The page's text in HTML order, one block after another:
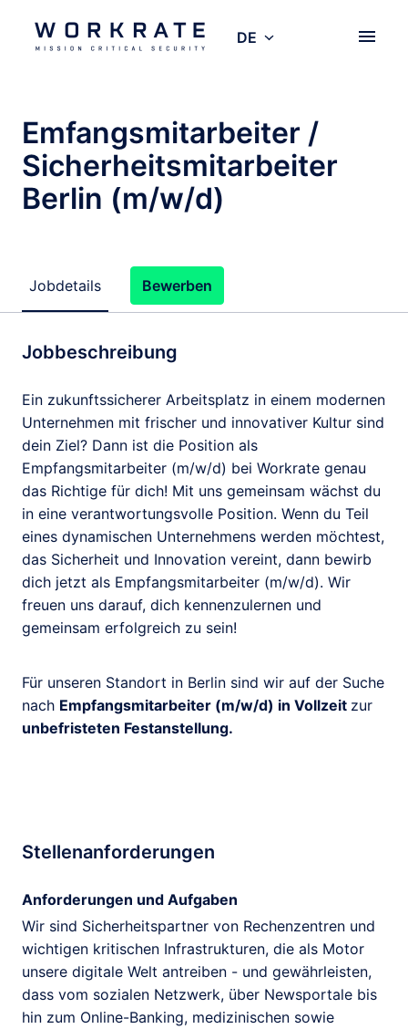
Inhalt
springenStartseite DE
Emfangsmitarbeiter /
Sicherheitsmitarbeiter
Berlin (m/w/d)
Jobdetails Bewerben
Jobbeschreibung
Ein zukunftssicherer Arbeitsplatz in einem modernen
Unternehmen mit frischer und innovativer Kultur sind
dein Ziel? Dann ist die Position als
Empfangsmitarbeiter (m/w/d) bei Workrate genau
das Richtige für dich! Mit uns gemeinsam wächst du
in eine verantwortungsvolle Position. Wenn du Teil
eines dynamischen Unternehmens werden möchtest,
das Sicherheit und Innovation vereint, dann bewirb
dich jetzt als Empfangsmitarbeiter (m/w/d). Wir
freuen uns darauf, dich kennenzulernen und
gemeinsam erfolgreich zu sein!
Für unseren Standort in Berlin sind wir auf der Suche
nach Empfangsmitarbeiter (m/w/d) in Vollzeit zur
unbefristeten Festanstellung.
Stellenanforderungen
Anforderungen und Aufgaben
Wir sind Sicherheitspartner von Rechenzentren und
wichtigen kritischen Infrastrukturen, die als Motor
unsere digitale Welt antreiben - und gewährleisten,
dass vom sozialen Netzwerk, über Newsportale bis
hin zum Online-Banking, medizinischen sowie